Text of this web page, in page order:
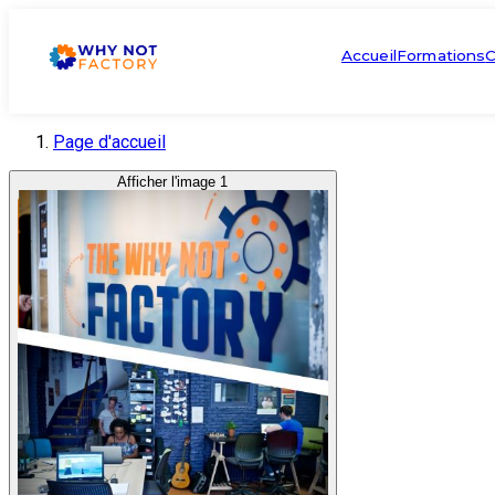
AccueilFormations
Page d'accueil
Afficher l'image 1